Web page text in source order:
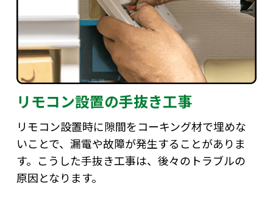
リモコン設置の手抜き工事
リモコン設置時に隙間をコーキング材で埋めな
いことで、漏電や故障が発生することがありま
す。こうした手抜き工事は、後々のトラブルの
原因となります。